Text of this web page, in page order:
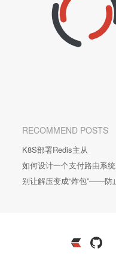
RECOMMEND POSTS
K8S部署Redis主从
如何设计一个支付路由系统